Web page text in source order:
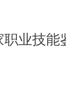
业技能